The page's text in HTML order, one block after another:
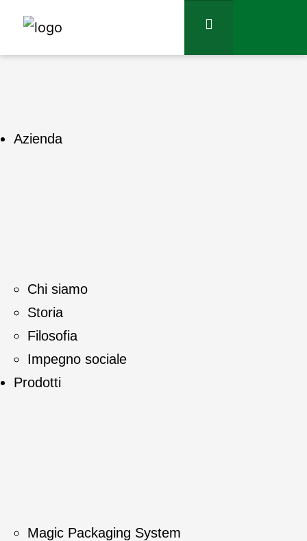
Azienda
Chi siamo
Storia
Filosofia
Impegno sociale
Prodotti
Magic Packaging System